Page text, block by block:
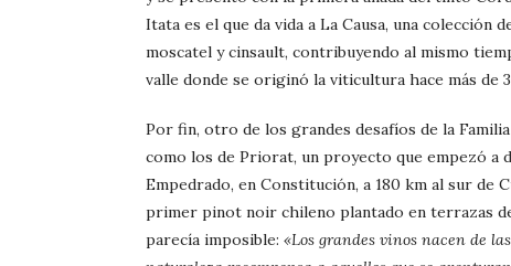
Itata es el que da vida a La Causa, una colección
moscatel y cinsault, contribuyendo al mismo
valle donde se originó la viticultura hace más de
Por fin, otro de los grandes desafíos de la
como los de Priorat, un proyecto que empezó a
Empedrado, en Constitución, a 180 km al sur de
primer pinot noir chileno plantado en terrazas
parecía imposible: «Los grandes vinos nacen de